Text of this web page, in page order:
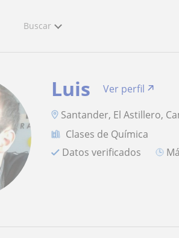
Buscar
Luis
Ver perfil
Santander, El Astillero,
Clases de Química
Datos verificados